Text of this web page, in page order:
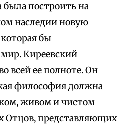
была построить на
наследии новую
бы
мир. Киреевский
всей ее полноте. Он
философия должна
живом и чистом
Отцов, представляющих